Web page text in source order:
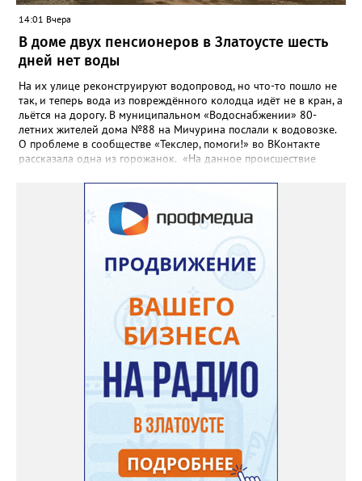
14:01 Вчера
В доме двух пенсионеров в Златоусте шесть
дней нет воды
На их улице реконструируют водопровод, но что-то пошло не
так, и теперь вода из повреждённого колодца идёт не в кран, а
льётся на дорогу. В муниципальном «Водоснабжении» 80-
летних жителей дома №88 на Мичурина послали к водовозке.
О проблеме в сообществе «Текслер, помоги!» во ВКонтакте
рассказала одна из горожанок. «На данное происшествие
гл.инженера Шепелева А.Н. из обслуживающей организации
МУП ЗГО "Златоустовское Водоснабжение" ул. Островского, 7,
никакие работы по восстановлению подачи воды в дом
проводиться не будут. Вот уже шесть дней пенсионеры без
воды!», - пишет возмущённая женщина (стиль, орфография и
пунктуация авторские). Под обращением есть комментарий
пользователя под ником Olga Vyacheslavovna. Она сообщает:
сейчас МУП «Водоснабжение» ведёт реконструкцию сетей в
посёлке и работать приходится в сложных условиях горной
местности. «К сожалению, в процессе бурения иногда
выявляются или случайно повреждаются существующие вводы
малого диаметра, - отмечает Olga Vyacheslavovna. - Зачастую
такие вводы не отражены в исполнительной документации
либо проходят в непосредственной близости от трассы
строительства. Каждый подобный случай требует отдельного
обследования и последующего восстановления. Несмотря на
возникающие сложности, предприятие ежедневно
обеспечивает жителей питьевой водой. Подвоз воды
организован с 17:00 до 20:00 у магазина “Олеся”».
Представитель «Водоснабжения» уверяет: предприятие делает